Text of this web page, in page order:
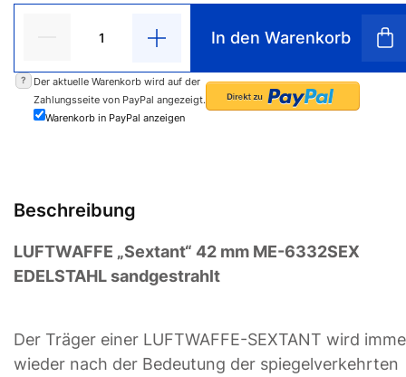
In den Warenkorb
?
Der aktuelle Warenkorb wird auf der
Zahlungsseite von PayPal angezeigt.
Warenkorb in PayPal anzeigen
Beschreibung
LUFTWAFFE „Sextant“ 42 mm ME-6332SEX
EDELSTAHL sandgestrahlt
Der Träger einer LUFTWAFFE-SEXTANT wird
wieder nach der Bedeutung der spiegelverkehrten